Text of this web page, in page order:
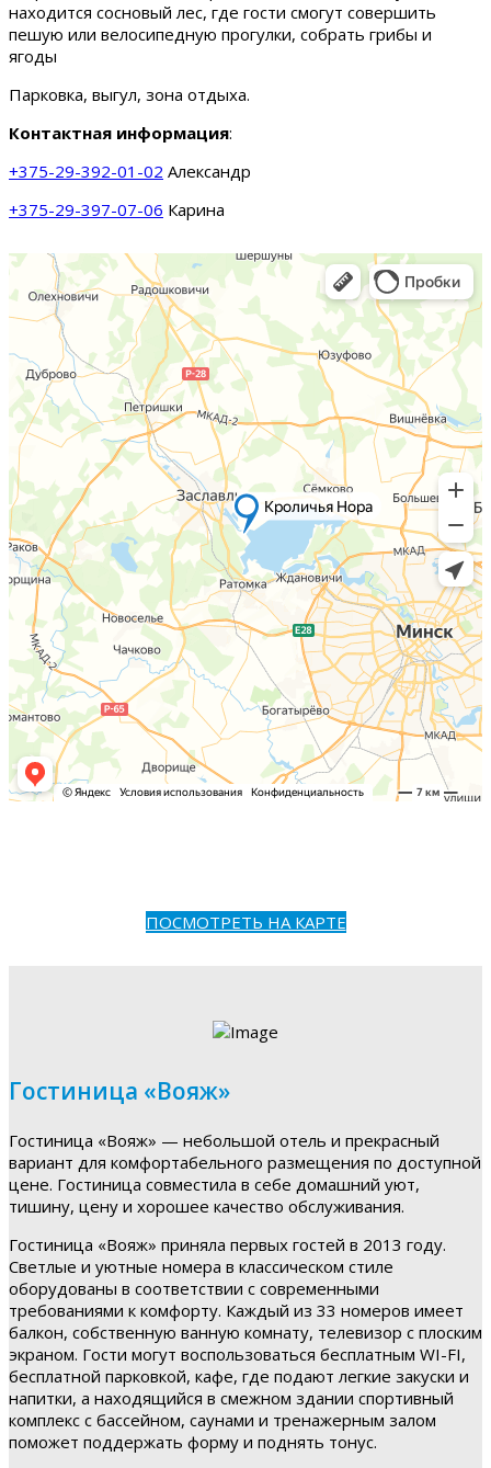
находится сосновый лес, где гости смогут совершить
пешую или велосипедную прогулки, собрать грибы и
ягоды
Парковка, выгул, зона отдыха.
Контактная информация:
+375-29-392-01-02 Александр
+375-29-397-07-06 Карина
ПОСМОТРЕТЬ НА КАРТЕ
Гостиница «Вояж»
Гостиница «Вояж» — небольшой отель и прекрасный
вариант для комфортабельного размещения по доступной
цене. Гостиница совместила в себе домашний уют,
тишину, цену и хорошее качество обслуживания.
Гостиница «Вояж» приняла первых гостей в 2013 году.
Светлые и уютные номера в классическом стиле
оборудованы в соответствии с современными
требованиями к комфорту. Каждый из 33 номеров имеет
балкон, собственную ванную комнату, телевизор с плоским
экраном. Гости могут воспользоваться бесплатным WI-FI,
бесплатной парковкой, кафе, где подают легкие закуски и
напитки, а находящийся в смежном здании спортивный
комплекс с бассейном, саунами и тренажерным залом
поможет поддержать форму и поднять тонус.